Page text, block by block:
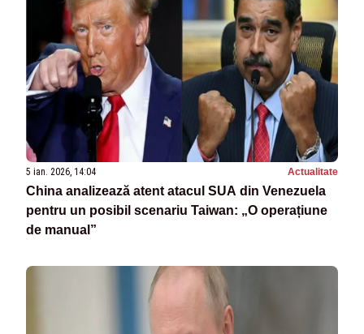
5 ian. 2026, 14:04 Actualitate
China analizează atent atacul SUA din Venezuela
pentru un posibil scenariu Taiwan: „O operațiune
de manual”